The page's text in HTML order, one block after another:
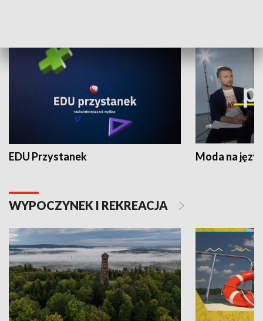
EDU Przystanek Moda na
WYPOCZYNEK I REKREACJA